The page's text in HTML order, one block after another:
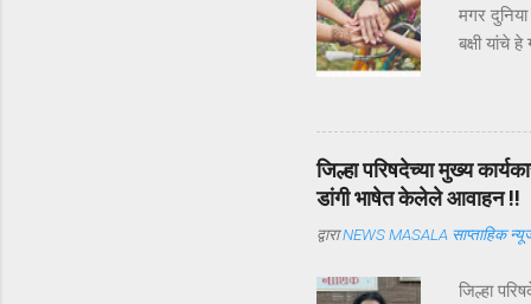
मगर
बक्षी यांचे
व्याख्या
ज्याला
व्याख्या
जिल्हा परिषदेच्या मुख्य
डांगी भाषेत केलेले आवाहन !!
द्वाराNEWS MASALA साप्ताहिक
जिल्हा